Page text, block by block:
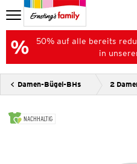
50% auf alle bereits
in
Damen-Bügel-BHs 2
NACHHALTIG